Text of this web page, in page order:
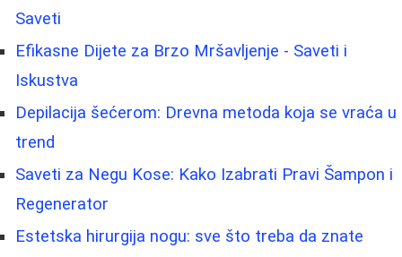
Saveti
Efikasne Dijete za Brzo Mršavljenje - Saveti i
Iskustva
Depilacija šećerom: Drevna metoda koja se vraća u
trend
Saveti za Negu Kose: Kako Izabrati Pravi Šampon i
Regenerator
Estetska hirurgija nogu: sve što treba da znate